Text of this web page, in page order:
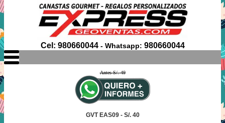
Cel: 980660044- Whatsapp: 980660044
Antes S/. 49
GVT EAS09 - S/. 40